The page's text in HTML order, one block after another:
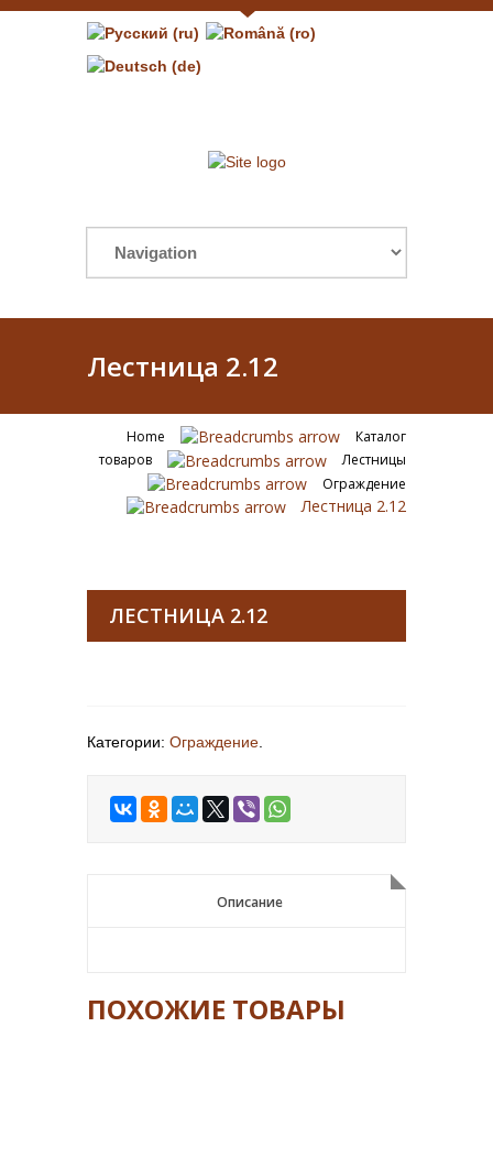
Лестница 2.12
Home
Каталог
товаров
Лестницы
Ограждение
Лестница 2.12
ЛЕСТНИЦА 2.12
Категории: Ограждение
Описание
Описание
ПОХОЖИЕ ТОВАРЫ